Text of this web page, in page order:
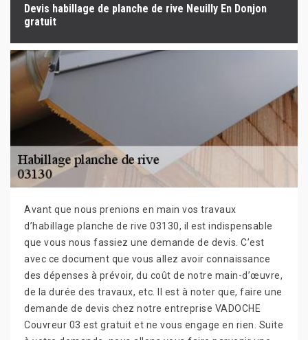
Devis habillage de planche de rive Neuilly En Donjon
gratuit
Avant que nous prenions en main vos travaux
d’habillage planche de rive 03130, il est indispensable
que vous nous fassiez une demande de devis. C’est
avec ce document que vous allez avoir connaissance
des dépenses à prévoir, du coût de notre main-d’œuvre,
de la durée des travaux, etc. Il est à noter que, faire une
demande de devis chez notre entreprise VADOCHE
Couvreur 03 est gratuit et ne vous engage en rien. Suite